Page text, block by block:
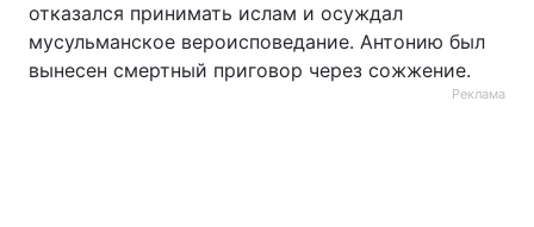
отказался принимать ислам и осуждал
мусульманское вероисповедание. Антонию был
вынесен смертный приговор через сожжение.
Реклама